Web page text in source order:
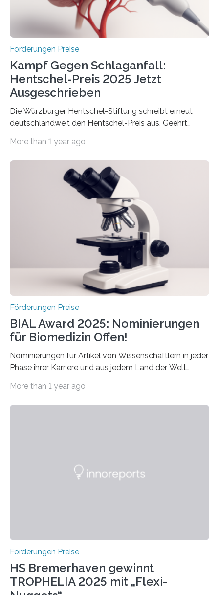
Wirtschaft und Energie eine gute Nachricht:
Überplanmäßige Verpflichtungsermächtigungen in
Förderungen Preise
Kampf Gegen Schlaganfall:
Hentschel-Preis 2025 Jetzt
Ausgeschrieben
Die Würzburger Hentschel-Stiftung schreibt erneut
deutschlandweit den Hentschel-Preis aus. Geehrt
hochrangige wissenschaftliche Publikation zum Thema
Schlaganfall“ mit Sitz in Würzburg fördert die
Schlaganfallforschung, um die Behandlung der
Betroffenen zu verbessern. Dazu schreibt sie auch in
diesem Jahr wieder deutschlandweit den Hentschel-
Preis aus. Er richtet sich gezielt an jüngere
Forscherinnen und Forscher unter 40 Jahren. Geehrt
werden soll eine herausragende Doktorarbeit oder eine
hochrangige wissenschaftliche Publikation zum Thema
More than 1 year ago
Förderungen Preise
BIAL Award 2025: Nominierungen
für Biomedizin Offen!
Nominierungen für Artikel von Wissenschaftlern in jeder
Phase ihrer Karriere und aus jedem Land der Welt
Leben gerufen, um die bemerkenswertesten
Foundation, des BIAL Award in Biomedicine ist in
More than 1 year ago
Förderungen Preise
HS Bremerhaven gewinnt
TROPHELIA 2025 mit „Flexi-